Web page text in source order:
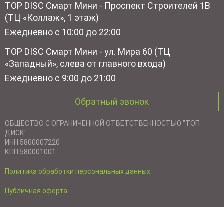
TOP DISC Смарт Мини - Проспект Строителей 1В
(ТЦ «Коллаж», 1 этаж)
Ежедневно с 10:00 до 22:00
TOP DISC Смарт Мини - ул. Мира 60 (ТЦ
«Западный», слева от главного входа)
Ежедневно с 9:00 до 21:00
Обратный звонок
ОБЩЕСТВО С ОГРАНИЧЕННОЙ ОТВЕТСТВЕННОСТЬЮ "ТОП
ДИСК"
ИНН 5800007220
КПП 580001001
Политика обработки персональных данных
Публичная оферта